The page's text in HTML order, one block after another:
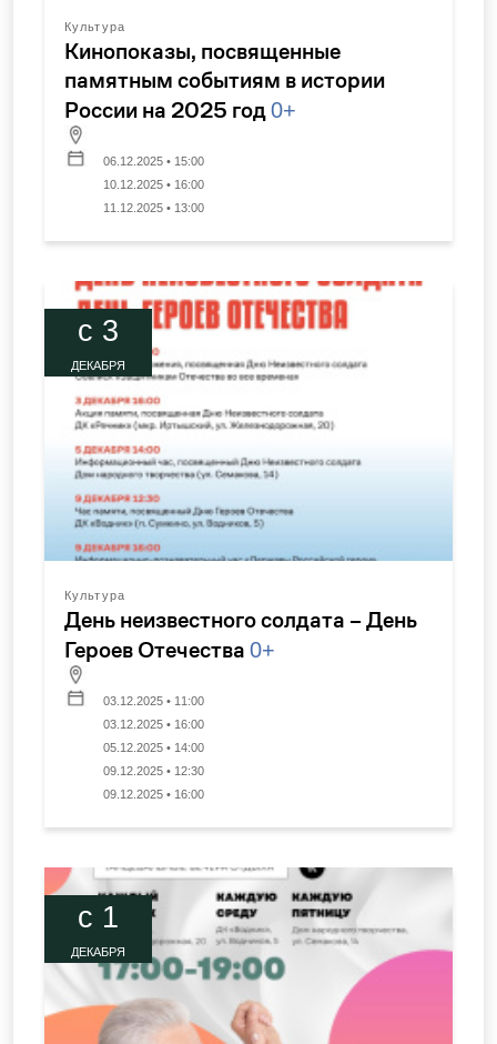
Культура
Кинопоказы, посвященные
памятным событиям в истории
России на 2025 год0+
06.12.2025 • 15:00
10.12.2025 • 16:00
11.12.2025 • 13:00
c 3
ДЕКАБРЯ
Культура
День неизвестного солдата – День
Героев Отечества 0+
03.12.2025 • 11:00
03.12.2025 • 16:00
05.12.2025 • 14:00
09.12.2025 • 12:30
09.12.2025 • 16:00
c 1
ДЕКАБРЯ